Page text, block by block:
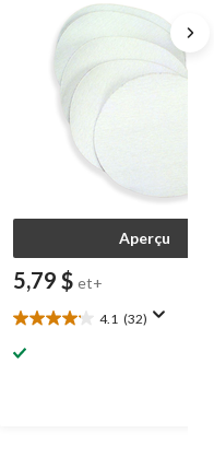
Aperçu
5,79 $ et+
4.1 (32)
4.1
étoile(s)